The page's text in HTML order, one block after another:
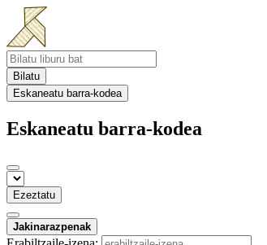
Bilatu
Eskaneatu barra-kodea
Eskaneatu barra-kodea
Ezeztatu
Jakinarazpenak